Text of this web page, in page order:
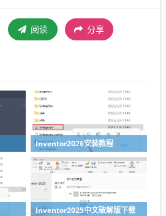
阅读 分享
Inventor2026安装教程
Inventor2025中文破解版下载